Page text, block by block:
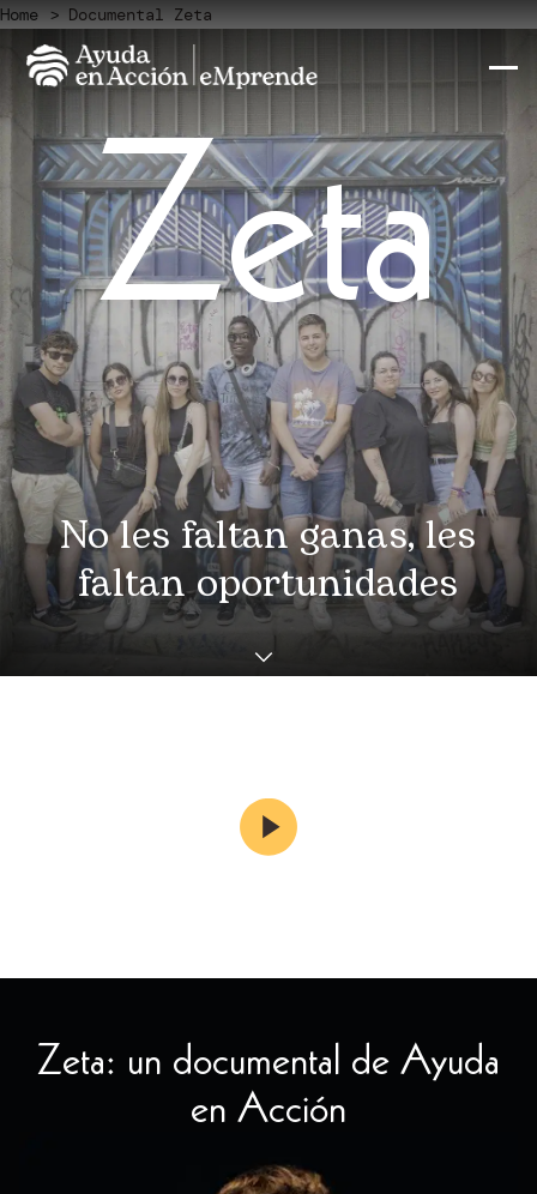
Home Documental Zeta
Zeta
No les faltan ganas, les
faltan oportunidades
Zeta: un documental de Ayuda
en Acción